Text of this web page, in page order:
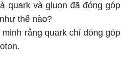
quark và gluon đã đóng góp
thế nào?
rằng quark chỉ đóng góp